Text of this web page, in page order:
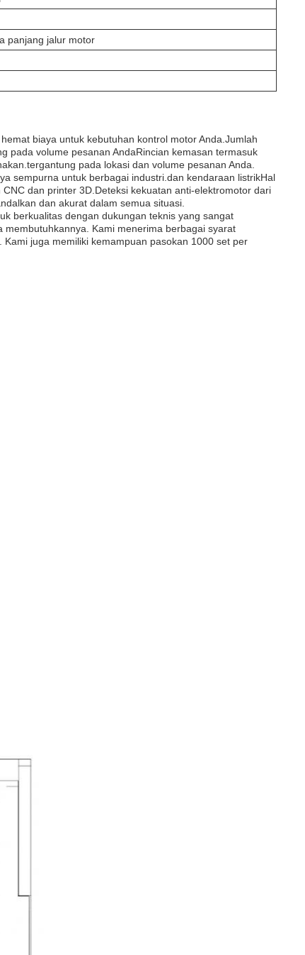
panjang jalur motor
biaya untuk kebutuhan kontrol motor Anda.Jumlah
pada volume pesanan AndaRincian kemasan termasuk
pada lokasi dan volume pesanan Anda.
sempurna untuk berbagai industri.dan kendaraan listrikHal
dan printer 3D.Deteksi kekuatan anti-elektromotor dari
dan akurat dalam semua situasi.
berkualitas dengan dukungan teknis yang sangat
Kami menerima berbagai syarat
juga memiliki kemampuan pasokan 1000 set per